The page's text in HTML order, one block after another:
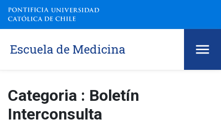
Escuela de Medicina
Categoria : Boletín
Interconsulta